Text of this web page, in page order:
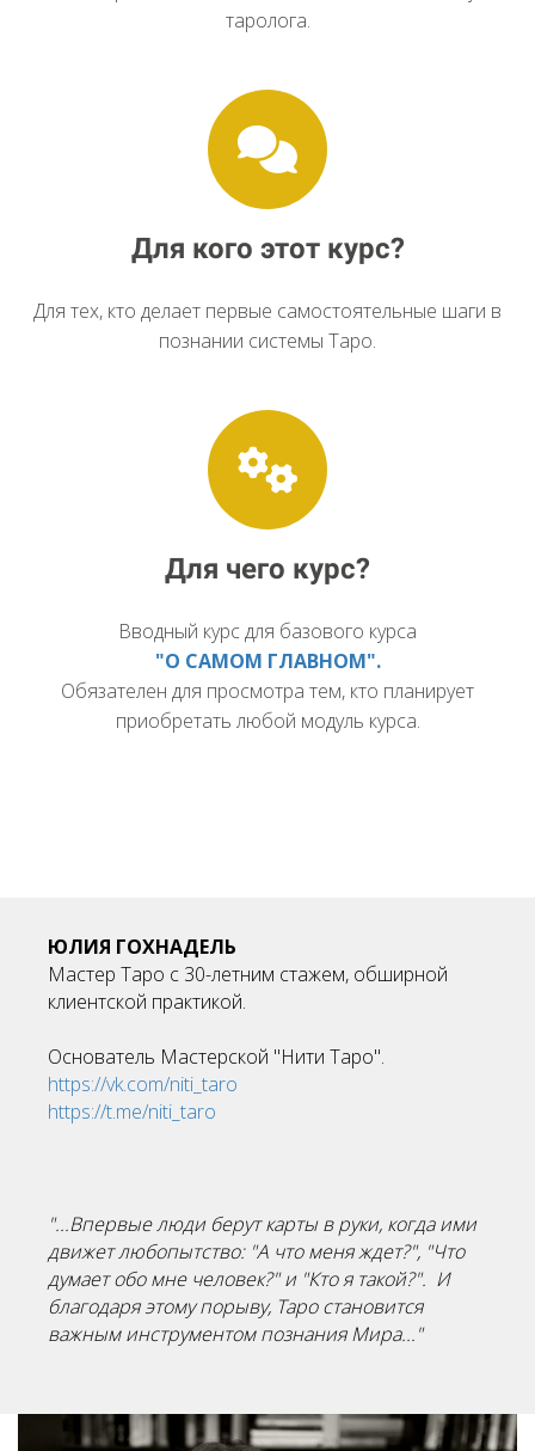
таролога.
Для кого этот курс?
Для тех, кто делает первые самостоятельные шаги в
познании системы Таро.
Для чего курс?
Вводный курс для базового курса
"О САМОМ ГЛАВНОМ".
Обязателен для просмотра тем, кто планирует
приобретать любой модуль курса.
ЮЛИЯ ГОХНАДЕЛЬ
Мастер Таро с 30-летним стажем, обширной
клиентской практикой.
Основатель Мастерской "Нити Таро".
https://vk.com/niti_taro
https://t.me/niti_taro
"...Впервые люди берут карты в руки, когда ими
движет любопытство: "А что меня ждет?", "Что
думает обо мне человек?" и "Кто я такой?". И
благодаря этому порыву, Таро становится
важным инструментом познания Мира..."